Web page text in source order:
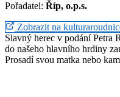
Pořadatel: Říp, o.p.s.
Zobrazit na
Slavný herec v podání Petra
do našeho hlavního hrdiny
Prosadí svou matka nebo